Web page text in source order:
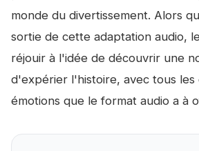
monde du divertissement. Alors
sortie de cette adaptation audio,
réjouir à l'idée de découvrir une
d'expérier l'histoire, avec tous les
émotions que le format audio a à